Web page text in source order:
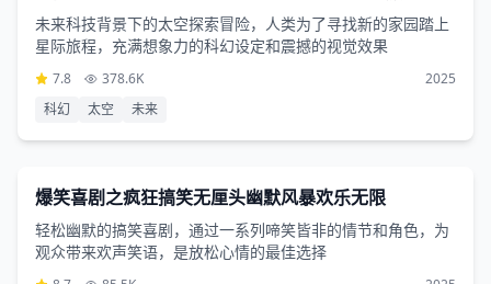
未来科技背景下的太空探索冒险，人类为了寻找新的家园踏上
星际旅程，充满想象力的科幻设定和震撼的视觉效果
7.8 378.6K
2025
科幻
太空 未来
2小时37分钟
喜剧片
爆笑喜剧之疯狂搞笑无厘头幽默风暴欢乐无限
轻松幽默的搞笑喜剧，通过一系列啼笑皆非的情节和角色，为
观众带来欢声笑语，是放松心情的最佳选择